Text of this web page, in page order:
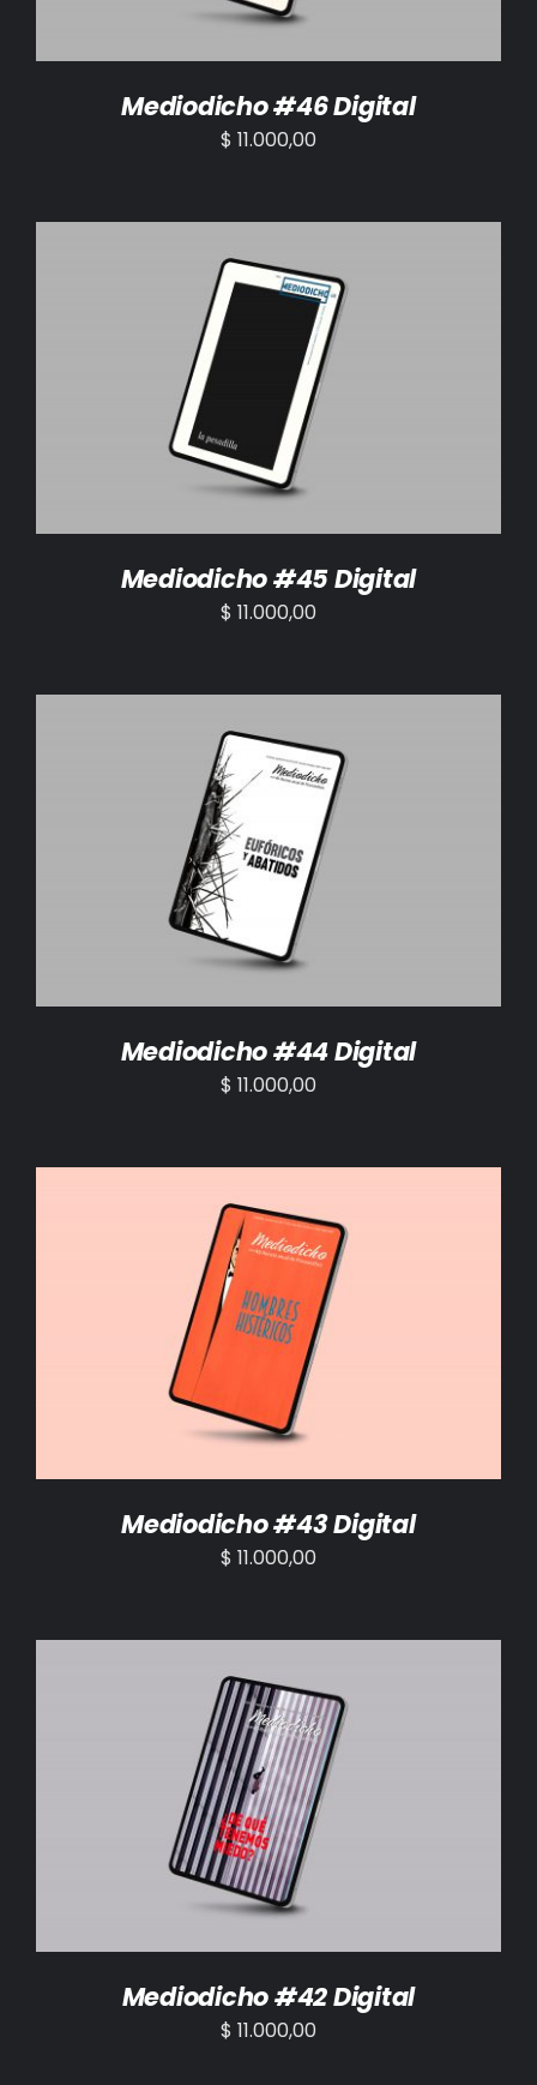
Mediodicho #46 Digital
$ 11.000,00
AÑADIR AL CARRITO /
Mediodicho #45 Digital
$ 11.000,00
AÑADIR AL CARRITO /
Mediodicho #44 Digital
$ 11.000,00
AÑADIR AL CARRITO /
Mediodicho #43 Digital
$ 11.000,00
AÑADIR AL CARRITO /
Mediodicho #42 Digital
$ 11.000,00